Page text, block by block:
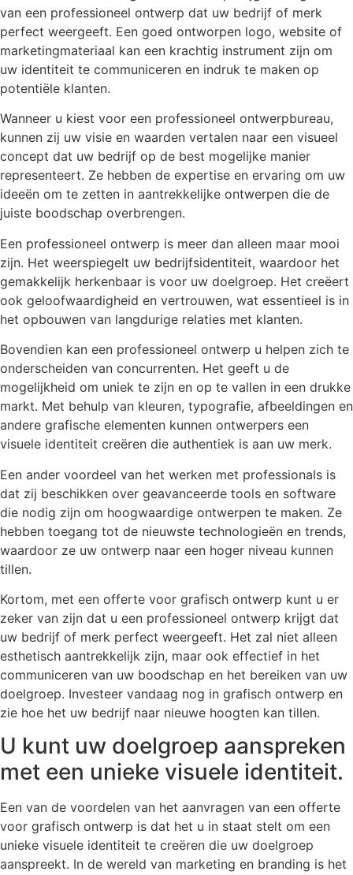
van een professioneel ontwerp dat uw bedrijf of merk
perfect weergeeft. Een goed ontworpen logo, website of
marketingmateriaal kan een krachtig instrument zijn om
uw identiteit te communiceren en indruk te maken op
potentiële klanten.
Wanneer u kiest voor een professioneel ontwerpbureau,
kunnen zij uw visie en waarden vertalen naar een visueel
concept dat uw bedrijf op de best mogelijke manier
representeert. Ze hebben de expertise en ervaring om uw
ideeën om te zetten in aantrekkelijke ontwerpen die de
juiste boodschap overbrengen.
Een professioneel ontwerp is meer dan alleen maar mooi
zijn. Het weerspiegelt uw bedrijfsidentiteit, waardoor het
gemakkelijk herkenbaar is voor uw doelgroep. Het creëert
ook geloofwaardigheid en vertrouwen, wat essentieel is in
het opbouwen van langdurige relaties met klanten.
Bovendien kan een professioneel ontwerp u helpen zich te
onderscheiden van concurrenten. Het geeft u de
mogelijkheid om uniek te zijn en op te vallen in een drukke
markt. Met behulp van kleuren, typografie, afbeeldingen en
andere grafische elementen kunnen ontwerpers een
visuele identiteit creëren die authentiek is aan uw merk.
Een ander voordeel van het werken met professionals is
dat zij beschikken over geavanceerde tools en software
die nodig zijn om hoogwaardige ontwerpen te maken. Ze
hebben toegang tot de nieuwste technologieën en trends,
waardoor ze uw ontwerp naar een hoger niveau kunnen
tillen.
Kortom, met een offerte voor grafisch ontwerp kunt u er
zeker van zijn dat u een professioneel ontwerp krijgt dat
uw bedrijf of merk perfect weergeeft. Het zal niet alleen
esthetisch aantrekkelijk zijn, maar ook effectief in het
communiceren van uw boodschap en het bereiken van uw
doelgroep. Investeer vandaag nog in grafisch ontwerp en
zie hoe het uw bedrijf naar nieuwe hoogten kan tillen.
U kunt uw doelgroep aanspreken
met een unieke visuele identiteit.
Een van de voordelen van het aanvragen van een offerte
voor grafisch ontwerp is dat het u in staat stelt om een
unieke visuele identiteit te creëren die uw doelgroep
aanspreekt. In de wereld van marketing en branding is het